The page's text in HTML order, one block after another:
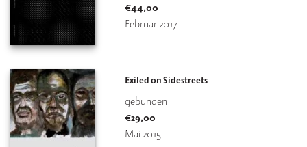
€44,00
Februar 2017
Exiled on Sidestreets
gebunden
€29,00
Mai 2015